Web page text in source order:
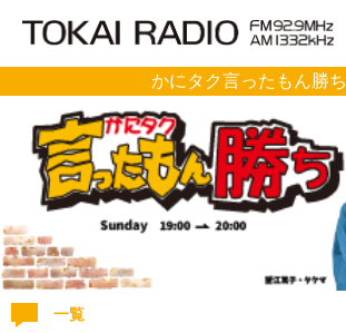
かにタク言ったもん勝ち
一覧